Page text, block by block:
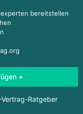
bereitstellen
+
Ratgeber